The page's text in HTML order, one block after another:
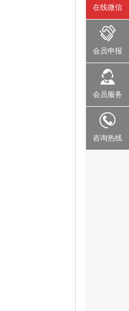
在线微信
会员申报
会员服务
咨询热线